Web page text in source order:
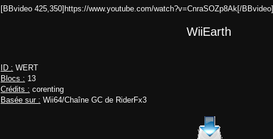
[BBvideo 425,350]https://www.youtube.com/watch?v=CnraSOZp8Ak[/BBvideo]
WiiEarth
ID : WERT
Blocs : 13
Crédits : corenting
Basée sur : Wii64/Chaîne GC de RiderFx3